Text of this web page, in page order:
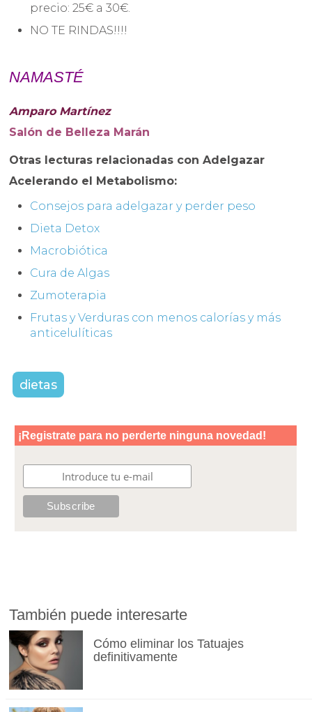
precio: 25€ a 30€.
NO TE RINDAS!!!!
NAMASTÉ
Amparo Martínez
Salón de Belleza Marán
Otras lecturas relacionadas con Adelgazar
Acelerando el Metabolismo:
Consejos para adelgazar y perder peso
Dieta Detox
Macrobiótica
Cura de Algas
Zumoterapia
Frutas y Verduras con menos calorías y más
anticelulíticas
dietas
También puede interesarte
Cómo eliminar los Tatuajes
definitivamente